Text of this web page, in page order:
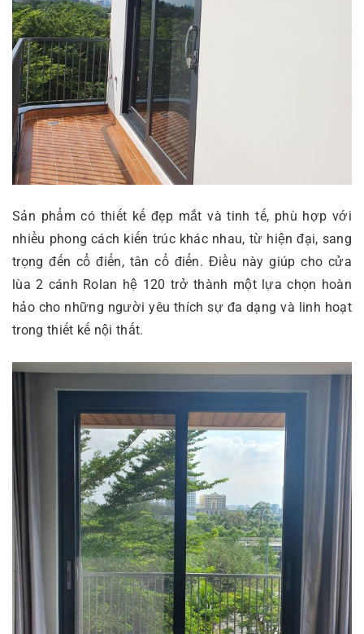
Sản phẩm có thiết kế đẹp mắt và tinh tế, phù hợp với
nhiều phong cách kiến trúc khác nhau, từ hiện đại, sang
trọng đến cổ điển, tân cổ điển. Điều này giúp cho cửa
lùa 2 cánh Rolan hệ 120 trở thành một lựa chọn hoàn
hảo cho những người yêu thích sự đa dạng và linh hoạt
trong thiết kế nội thất.